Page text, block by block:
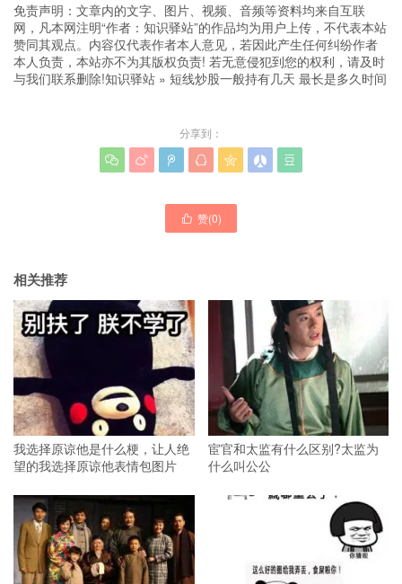
免责声明：文章内的文字、图片、视频、音频等资料均来自互联
网，凡本网注明“作者：知识驿站”的作品均为用户上传，不代表本站
赞同其观点。内容仅代表作者本人意见，若因此产生任何纠纷作者
本人负责，本站亦不为其版权负责! 若无意侵犯到您的权利，请及时
与我们联系删除!知识驿站 » 短线炒股一般持有几天 最长是多久时间
分享到：
      
 赞(0)
相关推荐
我选择原谅他是什么梗，让人绝
望的我选择原谅他表情包图片
宦官和太监有什么区别?太监为
什么叫公公